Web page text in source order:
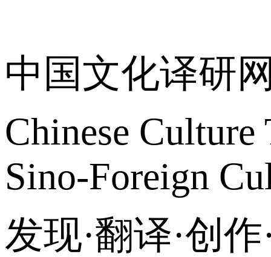
中国文化译研
Chinese
Sino-Foreign
发现·翻译·创